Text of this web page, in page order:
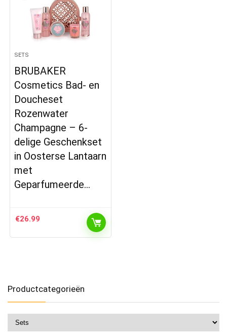
SETS
BRUBAKER
Cosmetics Bad- en
Doucheset
Rozenwater
Champagne – 6-
delige Geschenkset
in Oosterse Lantaarn
met
Geparfumeerde…
€26.99
Productcategorieën